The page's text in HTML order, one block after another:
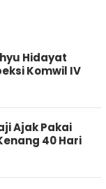
Hidayat
Komwil IV
Ajak Pakai
40 Hari